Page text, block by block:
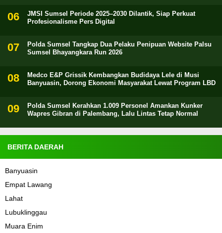
JMSI Sumsel Periode 2025–2030 Dilantik, Siap Perkuat
Profesionalisme Pers Digital
Polda Sumsel Tangkap Dua Pelaku Penipuan Website Palsu
Sumsel Bhayangkara Run 2026
Medco E&P Grissik Kembangkan Budidaya Lele di Musi
Banyuasin, Dorong Ekonomi Masyarakat Lewat Program LBD
Polda Sumsel Kerahkan 1.009 Personel Amankan Kunker
Wapres Gibran di Palembang, Lalu Lintas Tetap Normal
BERITA DAERAH
Banyuasin
Empat Lawang
Lahat
Lubuklinggau
Muara Enim